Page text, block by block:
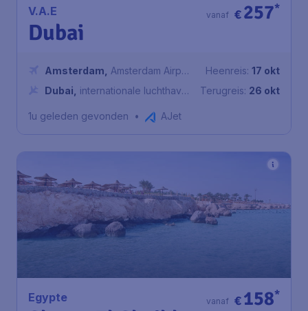
V.A.E
Dubai
€257*
vanaf
Amsterdam
Amsterdam Airport
Schiphol
Dubai
internationale luchthaven
Heenreis: 17 okt
Terugreis: 26 okt
1u geleden gevonden • AJet
Egypte €158*
vanaf